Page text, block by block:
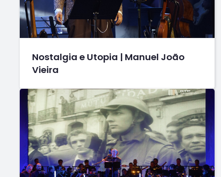
Nostalgia e Utopia | Manuel João
Vieira